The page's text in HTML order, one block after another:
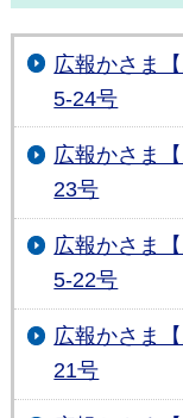
広報かさま
5-24号
広報かさま
23号
広報かさま
5-22号
広報かさま
21号